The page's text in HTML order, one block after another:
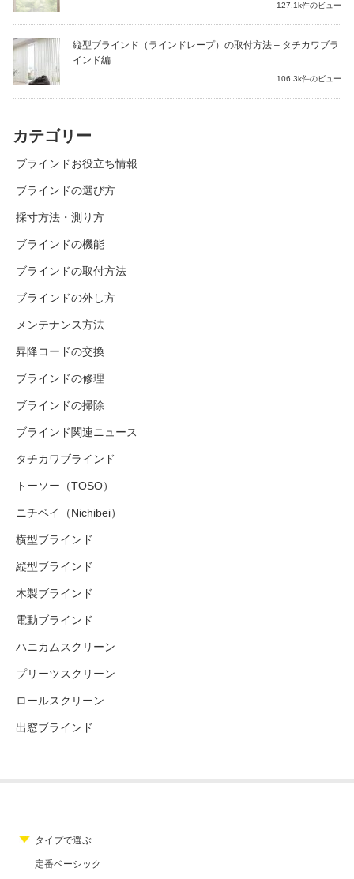
127.1k件のビュー
縦型ブラインド（ラインドレープ）の取付方法 – タチカワブラ
インド編
106.3k件のビュー
カテゴリー
ブラインドお役立ち情報
ブラインドの選び方
採寸方法・測り方
ブラインドの機能
ブラインドの取付方法
ブラインドの外し方
メンテナンス方法
昇降コードの交換
ブラインドの修理
ブラインドの掃除
ブラインド関連ニュース
タチカワブラインド
トーソー（TOSO）
ニチベイ（Nichibei）
横型ブラインド
縦型ブラインド
木製ブラインド
電動ブラインド
ハニカムスクリーン
プリーツスクリーン
ロールスクリーン
出窓ブラインド
タイプで選ぶ
定番ベーシック